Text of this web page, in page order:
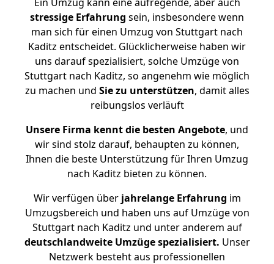
stressige Erfahrung sein, insbesondere wenn
man sich für einen Umzug von Stuttgart nach
Kaditz entscheidet. Glücklicherweise haben wir
uns darauf spezialisiert, solche Umzüge von
Stuttgart nach Kaditz, so angenehm wie möglich
zu machen und Sie zu unterstützen, damit alles
reibungslos verläuft
Unsere Firma kennt die besten Angebote, und
wir sind stolz darauf, behaupten zu können,
Ihnen die beste Unterstützung für Ihren Umzug
nach Kaditz bieten zu können.
Wir verfügen überjahrelange Erfahrung im
Umzugsbereich und haben uns auf Umzüge von
Stuttgart nach Kaditz und unter anderem auf
deutschlandweite Umzüge spezialisiert. Unser
Netzwerk besteht aus professionellen